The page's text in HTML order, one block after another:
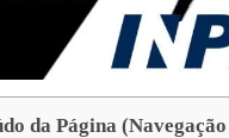
da Página